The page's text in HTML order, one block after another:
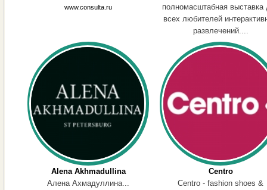
www.consulta.ru
полномасштабная выставка
всех любителей
развлечений....
www.igromir-expo.ru
Alena Akhmadullina
Алена Ахмадуллина...
Centro
Centro - fashion shoes &